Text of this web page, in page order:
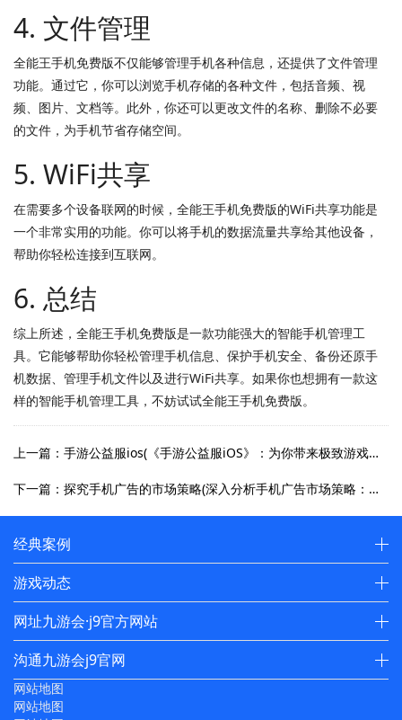
4. 文件管理
全能王手机免费版不仅能够管理手机各种信息，还提供了文件管理
功能。通过它，你可以浏览手机存储的各种文件，包括音频、视
频、图片、文档等。此外，你还可以更改文件的名称、删除不必要
的文件，为手机节省存储空间。
5. WiFi共享
在需要多个设备联网的时候，全能王手机免费版的WiFi共享功能是
一个非常实用的功能。你可以将手机的数据流量共享给其他设备，
帮助你轻松连接到互联网。
6. 总结
综上所述，全能王手机免费版是一款功能强大的智能手机管理工
具。它能够帮助你轻松管理手机信息、保护手机安全、备份还原手
机数据、管理手机文件以及进行WiFi共享。如果你也想拥有一款这
样的智能手机管理工具，不妨试试全能王手机免费版。
上一篇：手游公益服ios(《手游公益服iOS》：为你带来极致游戏体验)
下一篇：探究手机广告的市场策略(深入分析手机广告市场策略：如何凸显产品独特性？)
经典案例
游戏动态
网址九游会·j9官方网站
沟通九游会j9官网
网站地图
网站地图